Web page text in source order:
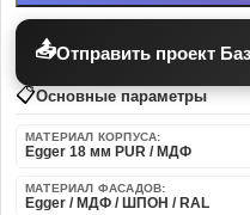
📤Отправить проект
📋Основные параметры
МАТЕРИАЛ КОРПУСА:
Egger 18 мм PUR / МДФ
МАТЕРИАЛ ФАСАДОВ:
Egger / МДФ / ШПОН / RAL